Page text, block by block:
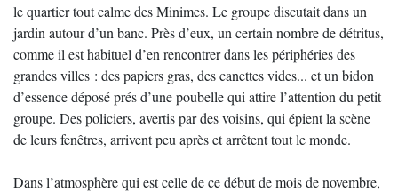
le quartier tout calme des Minimes. Le groupe discutait dans un
jardin autour d’un banc. Près d’eux, un certain nombre de détritus,
comme il est habituel d’en rencontrer dans les périphéries des
grandes villes : des papiers gras, des canettes vides... et un bidon
d’essence déposé prés d’une poubelle qui attire l’attention du petit
groupe. Des policiers, avertis par des voisins, qui épient la scène
de leurs fenêtres, arrivent peu après et arrêtent tout le monde.
Dans l’atmosphère qui est celle de ce début de mois de novembre,